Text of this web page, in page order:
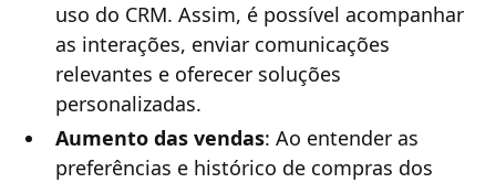
uso do CRM. Assim, é possível acompanhar
as interações, enviar comunicações
relevantes e oferecer soluções
personalizadas.
Aumento das vendas: Ao entender as
preferências e histórico de compras dos